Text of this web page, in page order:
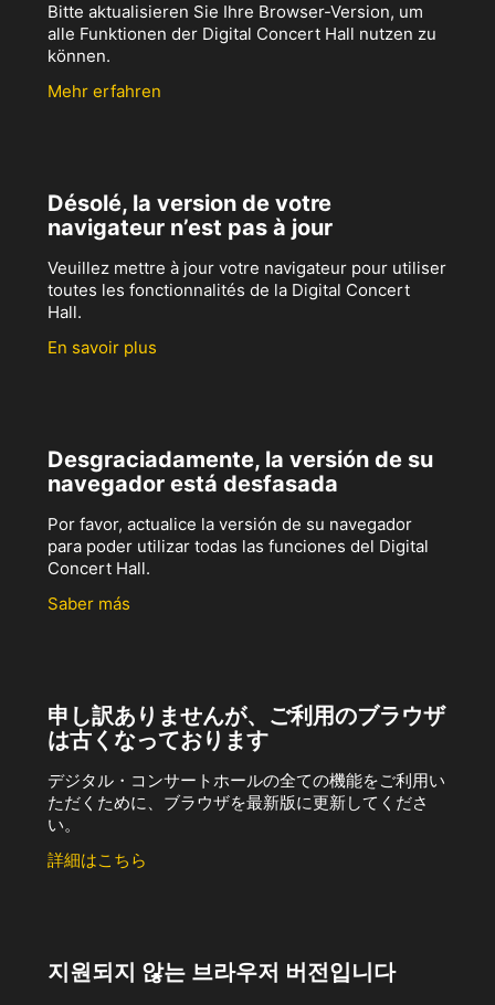
Bitte aktualisieren Sie Ihre Browser-Version, um
alle Funktionen der Digital Concert Hall nutzen zu
können.
Mehr erfahren
Désolé, la version de votre
navigateur n’est pas à jour
Veuillez mettre à jour votre navigateur pour utiliser
toutes les fonctionnalités de la Digital Concert
Hall.
En savoir plus
Desgraciadamente, la versión de su
navegador está desfasada
Por favor, actualice la versión de su navegador
para poder utilizar todas las funciones del Digital
Concert Hall.
Saber más
申し訳ありませんが、ご利用のブラウザ
は古くなっております
デジタル・コンサートホールの全ての機能をご利用い
ただくために、ブラウザを最新版に更新してくださ
い。
詳細はこちら
지원되지 않는 브라우저 버전입니다